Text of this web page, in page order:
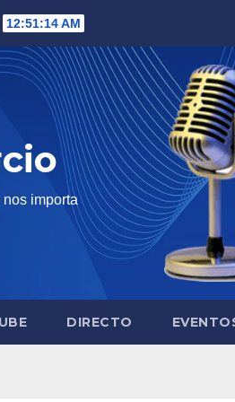
12:51:15 AM
importa
DIRECTO